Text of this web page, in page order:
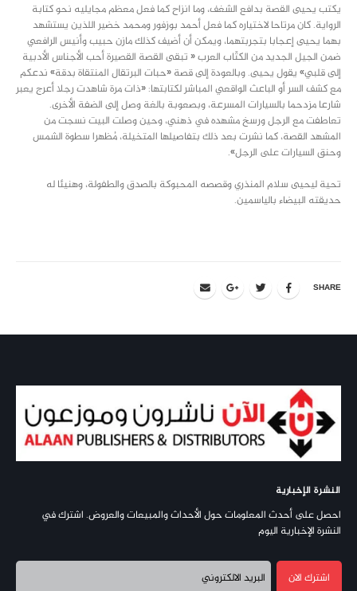
يكتب يحيى القصة بدافع الشغف، وما انزاح كما فعل معظم مجايليه نحو كتابة
الرواية. كان مرتاحا لاختياره كما فعل أحمد بوزفور ومحمد خضير اللذين يستشهد
بهما يحيى إعجابا بتجربتهما، ويمكن أن أضيف كذلك مازن حبيب وأنيس الرافعي
ضمن الجيل الجديد من الكتّاب العرب « تبقى القصة القصيرة أحب الأجناس الأدبية
إلى قلبي» يقول يحيى. وبالعودة إلى قصة «حبات البرتقال المنتقاة بدقة» ندعكم
مع كشف السر أو الباعث الواقعي المباشر لكتابتها: «ذات مرة شاهدت رجلا أعرج يعبر
شارعا مزدحما بالسيارات المسرعة، وبصعوبة بالغة وصل إلى الضفة الأخرى.
تعاطفت مع الرجل ورسخ مشهده في ذهني، وحين وصلت البيت نسجت من
المشهد القصة، كما نشرت بعد ذلك بتفاصيلها المتخيلة، مُظهرا سطوة الشمس
وحنق السيارات على الرجل».
تحية ليحيى سلام المنذري وقصصه المحبوكة بالصدق والطفولة، وهنيئا له
حديقته البيضاء بالياسمين.
SHARE
النشرة الإخبارية
احصل على أحدث المعلومات حول الأحداث والمبيعات والعروض. اشترك في
النشرة الإخبارية اليوم